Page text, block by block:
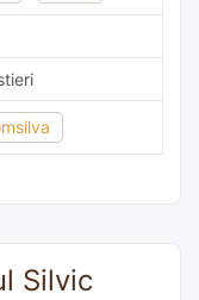
Silvic